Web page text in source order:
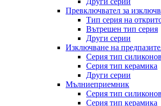
Превключвател за
Тип серия на
Вътрешен тип серия
Други серии
Изключване на
Серия тип
Серия тип керамика
Други серии
Мълниеприемник
Серия тип
Серия тип керамика